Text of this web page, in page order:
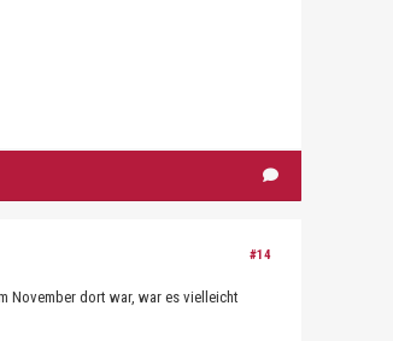
#14
November dort war, war es vielleicht